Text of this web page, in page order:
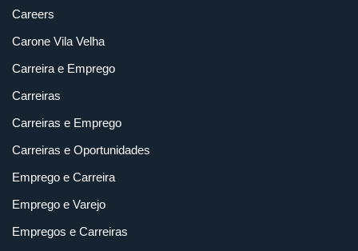
Careers
Carone Vila Velha
Carreira e Emprego
Carreiras
Carreiras e Emprego
Carreiras e Oportunidades
Emprego e Carreira
Emprego e Varejo
Empregos e Carreiras